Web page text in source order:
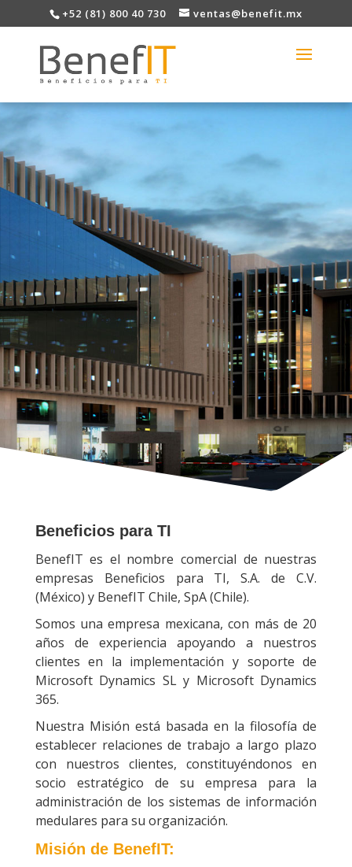
+52 (81) 800 40 730 ventas@benefit.mx
Beneficios para TI
BenefIT es el nombre comercial de nuestras
empresas Beneficios para TI, S.A. de C.V.
(México) y BenefIT Chile, SpA (Chile).
Somos una empresa mexicana, con más de 20
años de experiencia apoyando a nuestros
clientes en la implementación y soporte de
Microsoft Dynamics SL y Microsoft Dynamics
365.
Nuestra Misión está basada en la filosofía de
establecer relaciones de trabajo a largo plazo
con nuestros clientes, constituyéndonos en
socio estratégico de su empresa para la
administración de los sistemas de información
medulares para su organización.
Misión de BenefIT: